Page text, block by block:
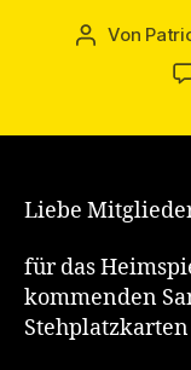
Von
Liebe
für das
kommenden